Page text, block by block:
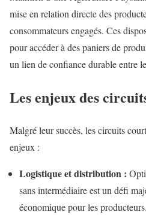
mise en relation directe des
consommateurs engagés. Ces
pour accéder à des paniers de
un lien de confiance durable entre
Les enjeux des
Malgré leur succès, les circuits
enjeux :
Logistique et distribution :
sans intermédiaire est un défi
économique pour les producteurs.